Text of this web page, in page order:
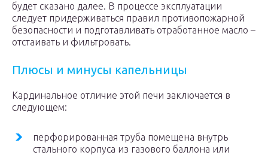
будет сказано далее. В процессе эксплуатации
следует придерживаться правил противопожарной
безопасности и подготавливать отработанное масло –
отстаивать и фильтровать.
Плюсы и минусы капельницы
Кардинальное отличие этой печи заключается в
следующем:
перфорированная труба помещена внутрь
стального корпуса из газового баллона или